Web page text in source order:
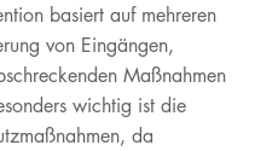
basiert auf mehreren
von Eingängen,
Maßnahmen
wichtig ist die
da